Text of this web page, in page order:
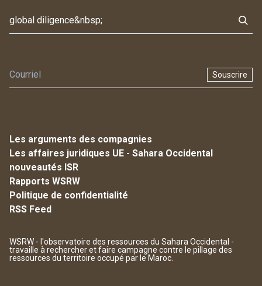
Souscrire
Les arguments des compagnies
Les affaires juridiques UE - Sahara Occidental
nouveautés ISR
Rapports WSRW
Politique de confidentialité
RSS Feed
WSRW - l'observatoire des ressources du Sahara Occidental -
travaille à rechercher et faire campagne contre le pillage des
ressources du territoire occupé par le Maroc.